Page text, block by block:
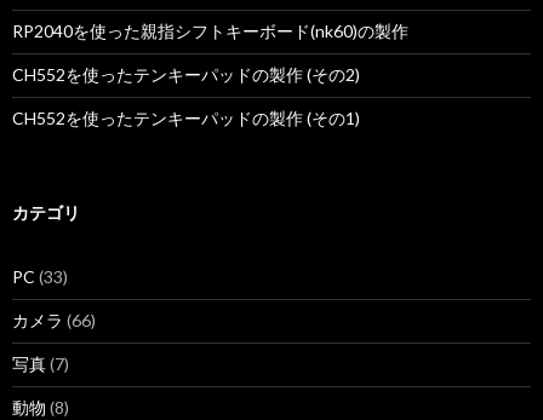
RP2040を使った親指シフトキーボード(nk60)の製作
CH552を使ったテンキーパッドの製作 (その2)
CH552を使ったテンキーパッドの製作 (その1)
カテゴリ
PC (33)
カメラ (66)
写真(7)
動物 (8)